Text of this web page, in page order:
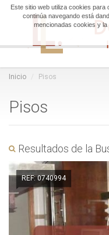
Este sitio web utiliza cookies para
continúa navegando está
mencionadas cookies y la
Inicio Pisos
Pisos
Resultados de la
REF: 0740994